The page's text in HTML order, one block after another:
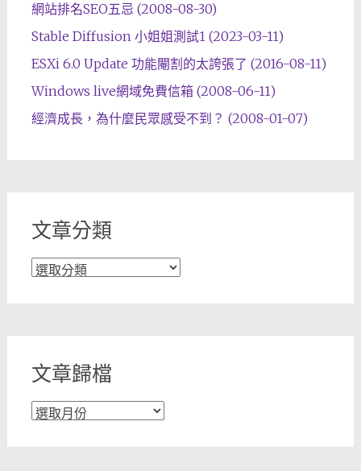
網站排名SEO五忌 (2008-08-30)
Stable Diffusion 小姐姐測試1 (2023-03-11)
ESXi 6.0 Update 功能閹割的太誇張了 (2016-08-11)
Windows live網域免費信箱 (2008-06-11)
經濟成長，為什麼民眾感受不到？ (2008-01-07)
文章分類
文
文章歸檔
文